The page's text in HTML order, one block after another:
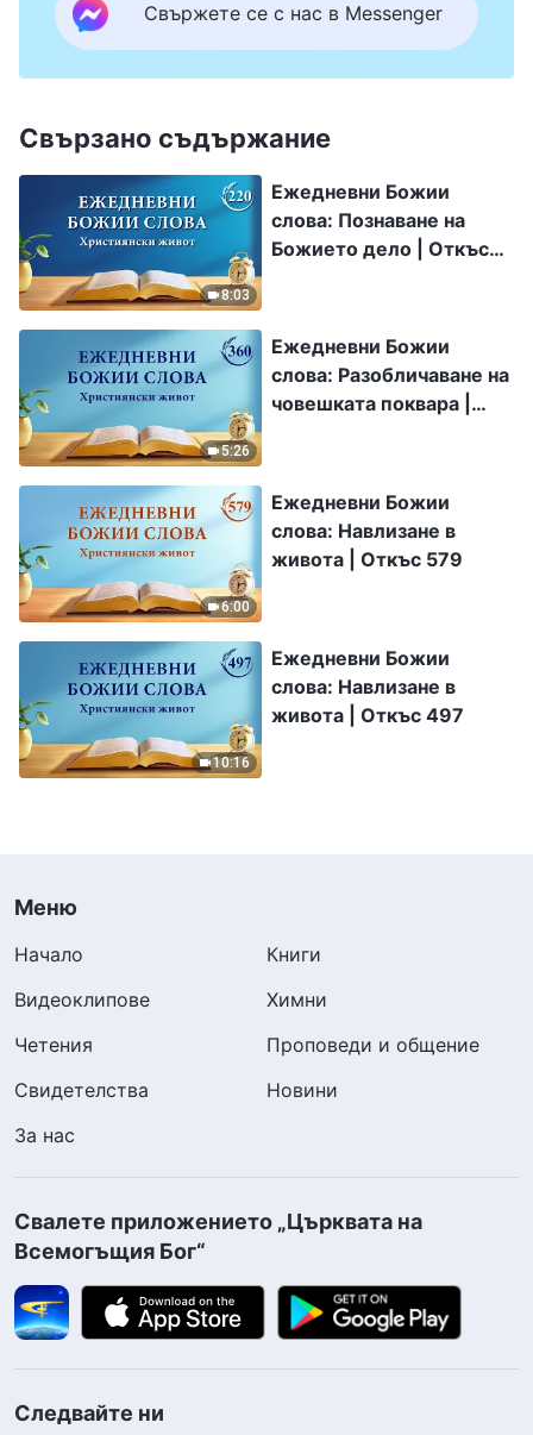
Свържете се с нас в Messenger
Свързано съдържание
8:03
Ежедневни Божии
слова: Познаване на
Божието дело | Откъс
5:26
Ежедневни Божии
слова: Разобличаване на
човешката поквара |
6:00
Ежедневни Божии
слова: Навлизане в
живота | Откъс 579
10:16
Ежедневни Божии
слова: Навлизане в
живота | Откъс 497
Меню
Начало
Книги
Видеоклипове
Химни
Четения
Проповеди и общение
Свидетелства
Новини
За нас
Свалете приложението „Църквата на
Всемогъщия Бог“
Следвайте ни